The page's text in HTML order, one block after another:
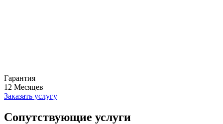
Гарантия
12 Месяцев
Заказать услугу
Сопутствующие услуги